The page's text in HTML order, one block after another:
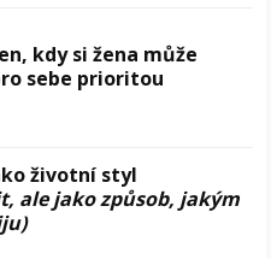
kdy si žena může
sebe prioritou
životní styl
ale jako způsob, jakým